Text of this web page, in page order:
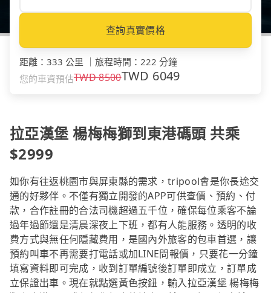
查詢真實價格
距離 ： 333 公里 旅程時間 ： 222 分鐘
您的車資預估TWD8500TWD 6049
拉亞漢堡 楊梅梅獅到東港碼頭 共乘
$2999
如你有往返桃園市與屏東縣的需求，tripool會是你長途交
通的好夥伴。不僅有獨立開發的APP可供查價、預約、付
款，合作註冊的合法司機超過五千位，確保每位乘客不論
過年過節還是清晨深夜上下班，都有人能服務。透明的收
費方式與無任何隱藏費用，是國內外旅客的包車首選，讓
預約叫車不再需要打電話或加LINE問報價，只要花一分鐘
填寫資料即可完成，收到訂單編號後訂單即成立，訂單成
立保證出車。現在就點選黃色按鈕，輸入拉亞漢堡 楊梅梅